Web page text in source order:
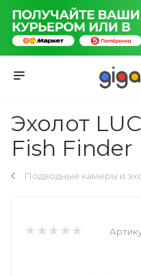
Эхолот
Fish Finder
Подводные камеры и